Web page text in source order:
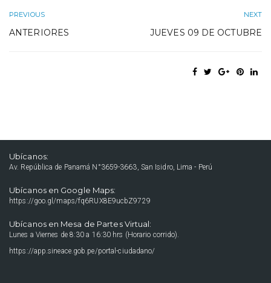
PREVIOUS
ANTERIORES
NEXT
JUEVES 09 DE OCTUBRE
Ubícanos:
Av. República de Panamá N°3659-3663, San Isidro, Lima - Perú
Ubícanos en Google Maps:
https://goo.gl/maps/fq6RUX8E9ucbZ9729
Ubícanos en Mesa de Partes Virtual:
Lunes a Viernes de 8:30 a 16:30 hrs (Horario corrido).
https://app.sineace.gob.pe/portal-ciudadano/